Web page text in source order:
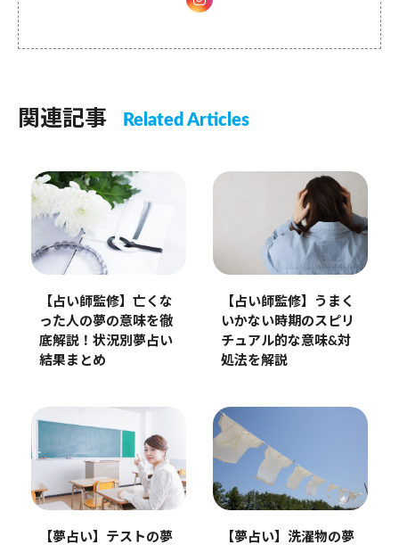
関連記事 Related Articles
【占い師監修】亡くな
った人の夢の意味を徹
底解説！状況別夢占い
結果まとめ
【占い師監修】うまく
いかない時期のスピリ
チュアル的な意味&対
処法を解説
【夢占い】テストの夢
【夢占い】洗濯物の夢